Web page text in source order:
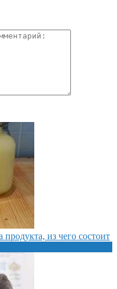
из чего состоит